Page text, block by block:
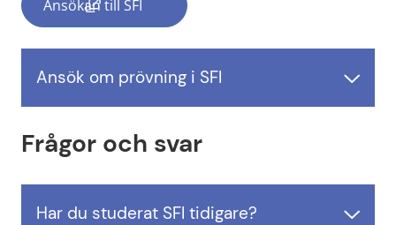
Ansökan till SFI(länk till annan webbplats, öppnas i nytt
Ansök om prövning i SFI
Frågor och svar
Har du studerat SFI tidigare?